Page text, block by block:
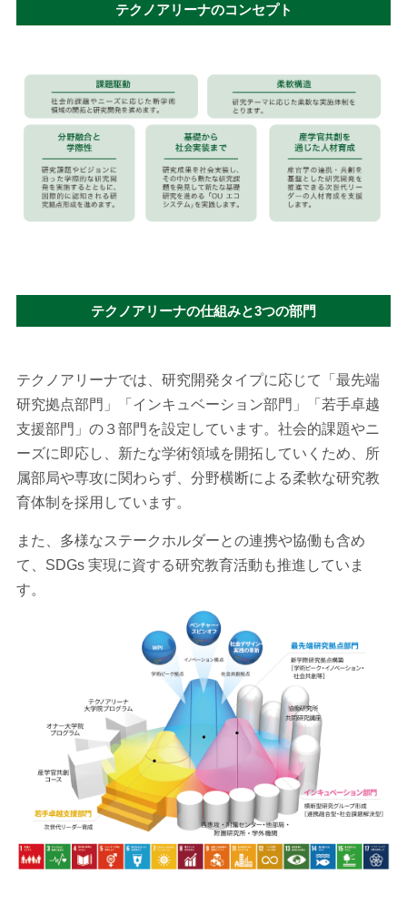
テクノアリーナのコンセプト
テクノアリーナの仕組みと3つの部門
テクノアリーナでは、研究開発タイプに応じて「最先端
研究拠点部門」「インキュベーション部門」「若手卓越
支援部門」の３部門を設定しています。社会的課題やニ
ーズに即応し、新たな学術領域を開拓していくため、所
属部局や専攻に関わらず、分野横断による柔軟な研究教
育体制を採用しています。
また、多様なステークホルダーとの連携や協働も含め
て、SDGs 実現に資する研究教育活動も推進していま
す。